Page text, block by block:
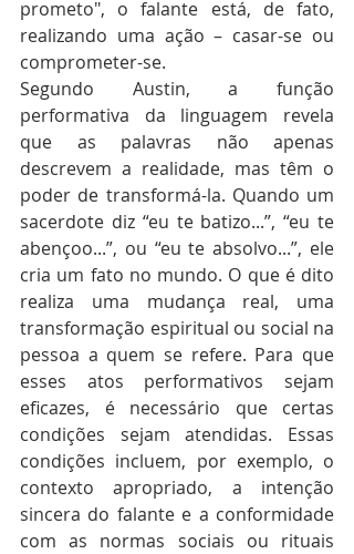
prometo", o falante está, de fato,
realizando uma ação – casar-se ou
comprometer-se.
Segundo Austin, a função
performativa da linguagem revela
que as palavras não apenas
descrevem a realidade, mas têm o
poder de transformá-la. Quando um
sacerdote diz “eu te batizo...”, “eu te
abençoo...”, ou “eu te absolvo...”, ele
cria um fato no mundo. O que é dito
realiza uma mudança real, uma
transformação espiritual ou social na
pessoa a quem se refere. Para que
esses atos performativos sejam
eficazes, é necessário que certas
condições sejam atendidas. Essas
condições incluem, por exemplo, o
contexto apropriado, a intenção
sincera do falante e a conformidade
com as normas sociais ou rituais